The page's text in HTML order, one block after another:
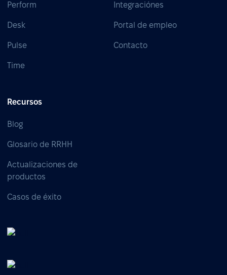
Perform
Desk
Pulse
Time
Integraciónes
Portal de empleo
Contacto
Recursos
Blog
Glosario de RRHH
Actualizaciones de
productos
Casos de éxito